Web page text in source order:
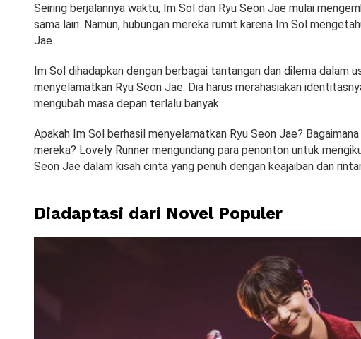
Seiring berjalannya waktu, Im Sol dan Ryu Seon Jae mulai
sama lain. Namun, hubungan mereka rumit karena Im Sol
Jae.
Im Sol dihadapkan dengan berbagai tantangan dan dilema dalam
menyelamatkan Ryu Seon Jae. Dia harus merahasiakan
mengubah masa depan terlalu banyak.
Apakah Im Sol berhasil menyelamatkan Ryu Seon Jae?
mereka? Lovely Runner mengundang para penonton untuk
Seon Jae dalam kisah cinta yang penuh dengan keajaiban dan
Diadaptasi dari Novel Populer